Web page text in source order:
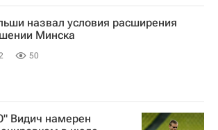
назвал условия расширения
Минска
50
Видич намерен